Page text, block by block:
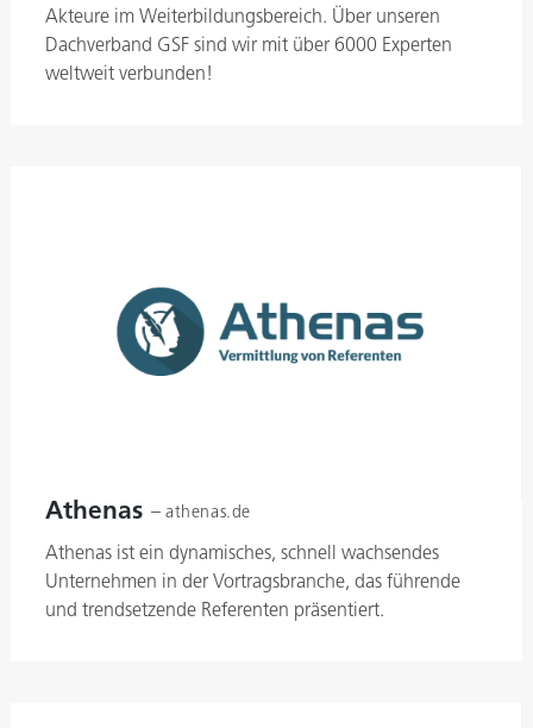
Akteure im Weiterbildungsbereich. Über unseren
Dachverband GSF sind wir mit über 6000 Experten
weltweit verbunden!
Athenas – athenas.de
Athenas ist ein dynamisches, schnell wachsendes
Unternehmen in der Vortragsbranche, das führende
und trendsetzende Referenten präsentiert.